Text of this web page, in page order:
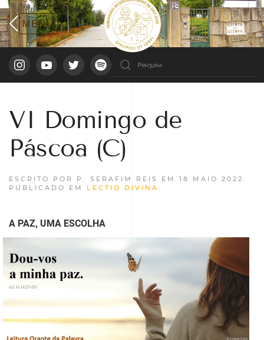
VI Domingo de
Páscoa (C)
ESCRITO POR P. SERAFIM REIS EM 18 MAIO 2022 .
PUBLICADO EM LECTIO DIVINA .
A PAZ, UMA ESCOLHA